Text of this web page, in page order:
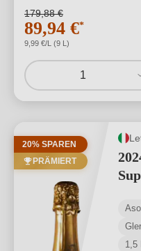
179,88 €
89,94 €*
9,99 €/L (9 L)
1
20% SPAREN
PRÄMIERT
1,5